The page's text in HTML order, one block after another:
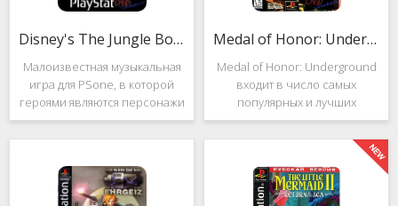
Disney's The Jungle Book: Groove Party
Малоизвестная музыкальная
игра для PSone, в которой
героями являются персонажи
"Книги джунглей". Это не
платформер и не Action.
оригинален. Перед стартом
вы будете выбирать песню.
Medal of Honor: Underground
Medal of Honor: Underground
входит в число самых
популярных и лучших
шутеров от первого лица для
Sony Playstation. Эта игра
посвящена Второй мировой
войне. Вы будете играть за
девушку Менон. Являясь